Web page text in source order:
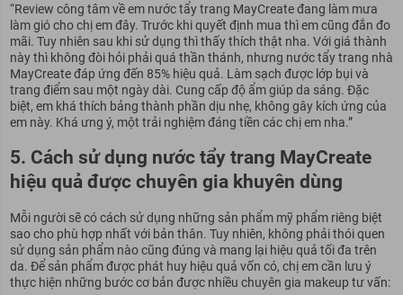
“Review công tâm về em nước tẩy trang MayCreate đang làm mưa
làm gió cho chị em đây. Trước khi quyết định mua thì em cũng đắn đo
mãi. Tuy nhiên sau khi sử dụng thì thấy thích thật nha. Với giá thành
này thì không đòi hỏi phải quá thần thánh, nhưng nước tẩy trang nhà
MayCreate đáp ứng đến 85% hiệu quả. Làm sạch được lớp bụi và
trang điểm sau một ngày dài. Cung cấp độ ẩm giúp da sáng. Đặc
biệt, em khá thích bảng thành phần dịu nhẹ, không gây kích ứng của
em này. Khá ưng ý, một trải nghiệm đáng tiền các chị em nha.”
5. Cách sử dụng nước tẩy trang MayCreate
hiệu quả được chuyên gia khuyên dùng
Mỗi người sẽ có cách sử dụng những sản phẩm mỹ phẩm riêng biệt
sao cho phù hợp nhất với bản thân. Tuy nhiên, không phải thói quen
sử dụng sản phẩm nào cũng đúng và mang lại hiệu quả tối đa trên
da. Để sản phẩm được phát huy hiệu quả vốn có, chị em cần lưu ý
thực hiện những bước cơ bản được nhiều chuyên gia makeup tư vấn: